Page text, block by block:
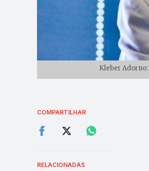
Kleber
COMPARTILHAR
RELACIONADAS